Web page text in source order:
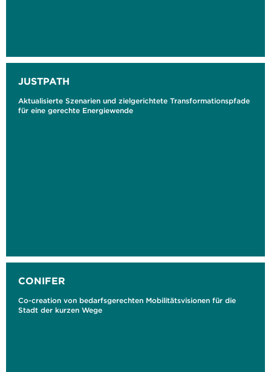
JUSTPATH
Aktualisierte Szenarien und zielgerichtete Transformationspfade
für eine gerechte Energiewende
CONIFER
Co-creation von bedarfsgerechten Mobilitätsvisionen für die
Stadt der kurzen Wege